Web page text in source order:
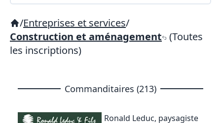
/Entreprises et services/
Construction et aménagement (Toutes
les inscriptions)
Commanditaires (213)
Ronald Leduc, paysagiste